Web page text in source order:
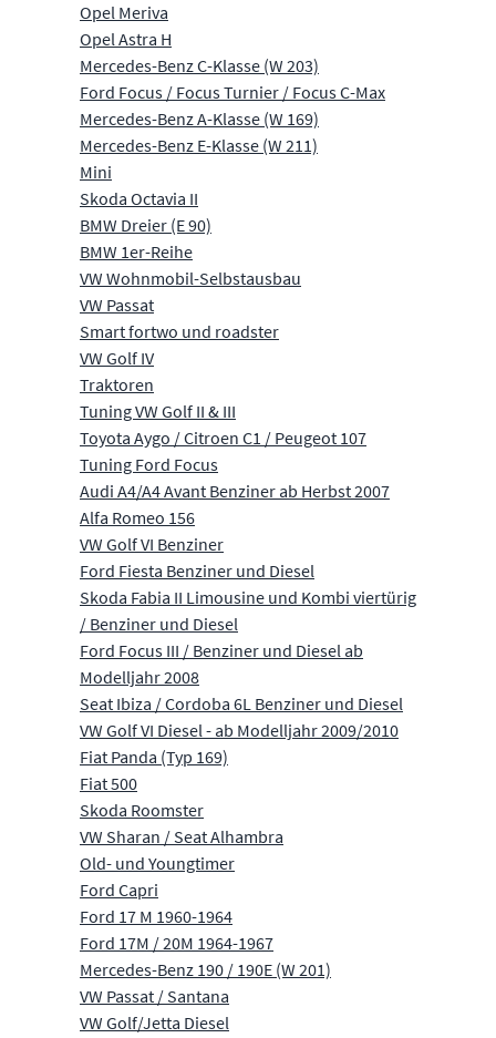
Opel Meriva
Opel Astra H
Mercedes-Benz C-Klasse (W 203)
Ford Focus / Focus Turnier / Focus C-Max
Mercedes-Benz A-Klasse (W 169)
Mercedes-Benz E-Klasse (W 211)
Mini
Skoda Octavia II
BMW Dreier (E 90)
BMW 1er-Reihe
VW Wohnmobil-Selbstausbau
VW Passat
Smart fortwo und roadster
VW Golf IV
Traktoren
Tuning VW Golf II & III
Toyota Aygo / Citroen C1 / Peugeot 107
Tuning Ford Focus
Audi A4/A4 Avant Benziner ab Herbst 2007
Alfa Romeo 156
VW Golf VI Benziner
Ford Fiesta Benziner und Diesel
Skoda Fabia II Limousine und Kombi viertürig
/ Benziner und Diesel
Ford Focus III / Benziner und Diesel ab
Modelljahr 2008
Seat Ibiza / Cordoba 6L Benziner und Diesel
VW Golf VI Diesel - ab Modelljahr 2009/2010
Fiat Panda (Typ 169)
Fiat 500
Skoda Roomster
VW Sharan / Seat Alhambra
Old- und Youngtimer
Ford Capri
Ford 17 M 1960-1964
Ford 17M / 20M 1964-1967
Mercedes-Benz 190 / 190E (W 201)
VW Passat / Santana
VW Golf/Jetta Diesel